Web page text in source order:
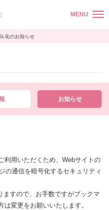
MENU
化のお知らせ
お知らせ
利用いただくため、Webサイトの
の通信を暗号化するセキュリティ
すので、お手数ですがブックマ
変更をお願いいたします。